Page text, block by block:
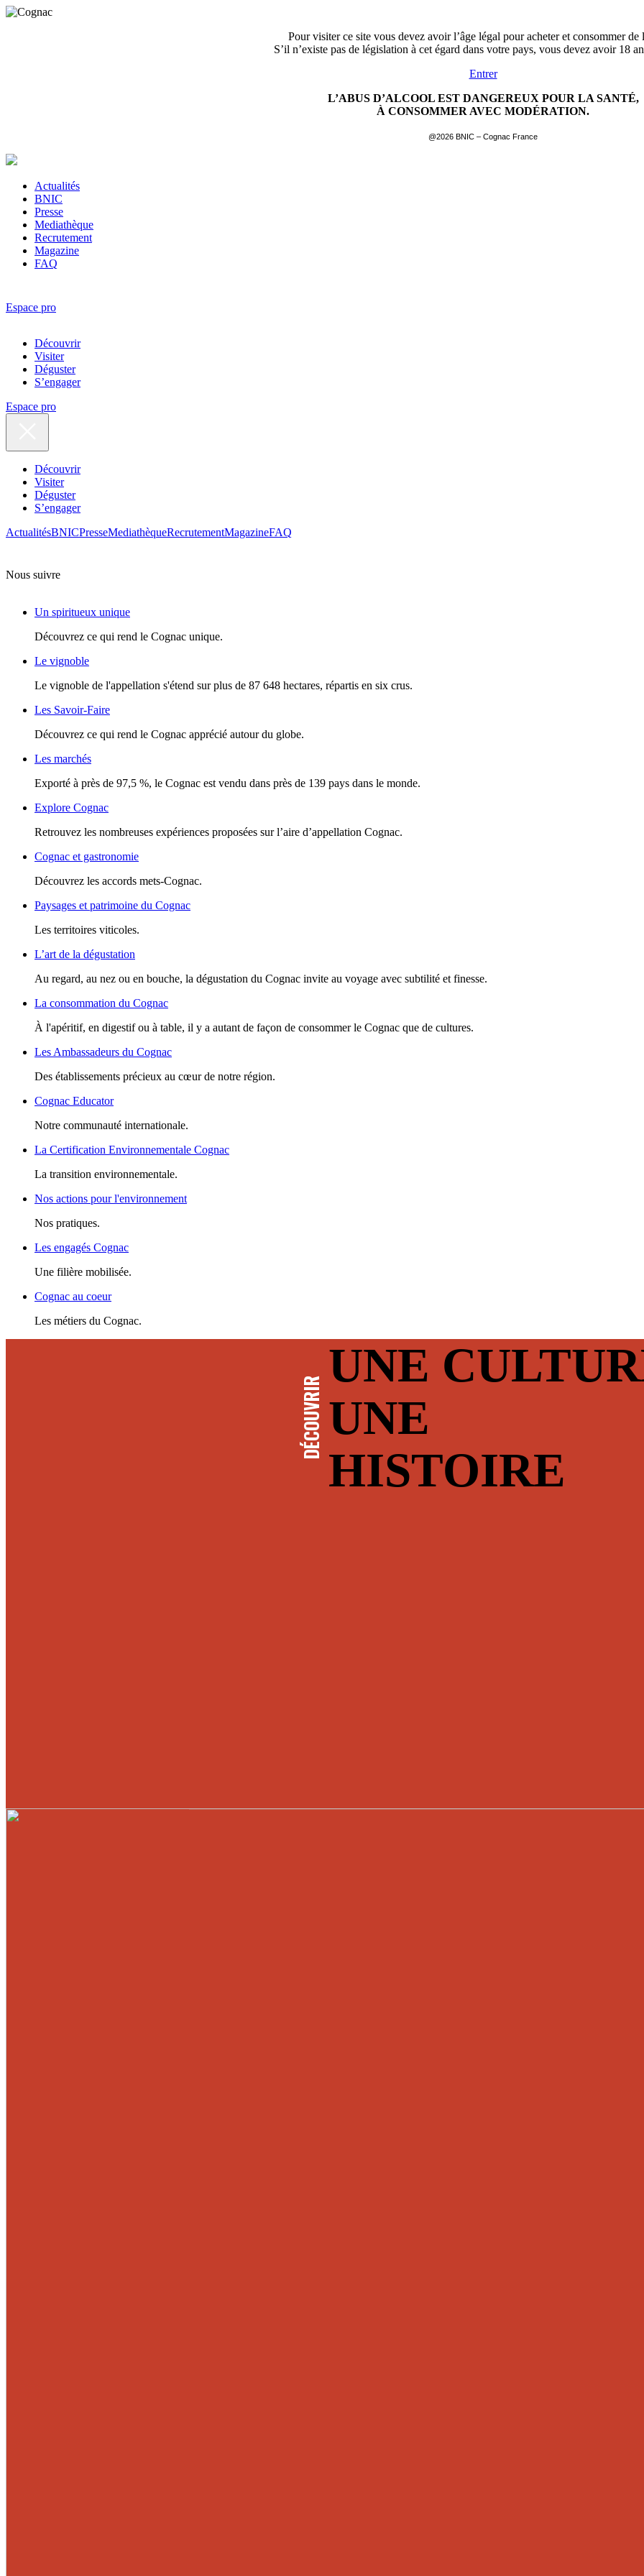
Pour visiter ce site vous devez avoir l’âge légal pour acheter et consommer de
S’il n’existe pas de législation à cet égard dans votre pays, vous devez avoir 18
Entrer
L’ABUS D’ALCOOL EST DANGEREUX POUR LA SANTÉ,
À CONSOMMER AVEC MODÉRATION.
@2026 BNIC – Cognac France
Actualités
BNIC
Presse
Mediathèque
Recrutement
Magazine
FAQ
Espace pro
Découvrir
Visiter
Déguster
S’engager
Espace pro
Découvrir
Visiter
Déguster
S’engager
ActualitésBNICPresseMediathèqueRecrutementMagazineFAQ
Nous suivre
Un spiritueux unique
Découvrez ce qui rend le Cognac unique.
Le vignoble
Le vignoble de l'appellation s'étend sur plus de 87 648 hectares, répartis en six crus.
Les Savoir-Faire
Découvrez ce qui rend le Cognac apprécié autour du globe.
Les marchés
Exporté à près de 97,5 %, le Cognac est vendu dans près de 139 pays dans le monde.
Explore Cognac
Retrouvez les nombreuses expériences proposées sur l’aire d’appellation Cognac.
Cognac et gastronomie
Découvrez les accords mets-Cognac.
Paysages et patrimoine du Cognac
Les territoires viticoles.
L’art de la dégustation
Au regard, au nez ou en bouche, la dégustation du Cognac invite au voyage avec subtilité et finesse.
La consommation du Cognac
À l'apéritif, en digestif ou à table, il y a autant de façon de consommer le Cognac que de cultures.
Les Ambassadeurs du Cognac
Des établissements précieux au cœur de notre région.
Cognac Educator
Notre communauté internationale.
La Certification Environnementale Cognac
La transition environnementale.
Nos actions pour l'environnement
Nos pratiques.
Les engagés Cognac
Une filière mobilisée.
Cognac au coeur
Les métiers du Cognac.
DÉCOUVRIR
UNE
UNE
HISTOIRE